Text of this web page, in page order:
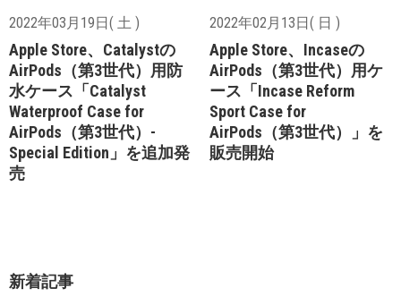
2022年03月19日( 土 )
Apple Store、Catalystの
AirPods（第3世代）用防
水ケース「Catalyst
Waterproof Case for
AirPods（第3世代）-
Special Edition」を追加発
売
2022年02月13日( 日 )
Apple Store、Incaseの
AirPods（第3世代）用ケ
ース「Incase Reform
Sport Case for
AirPods（第3世代）」を
販売開始
新着記事